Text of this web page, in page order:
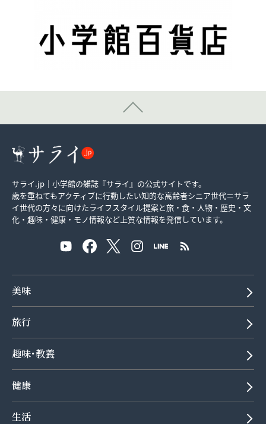
サライ.jp｜小学館の雑誌『サライ』の公式サイトです。
歳を重ねてもアクティブに行動したい知的な高齢者シニア世代＝サラ
イ世代の方々に向けたライフスタイル提案と旅・食・人物・歴史・文
化・趣味・健康・モノ情報など上質な情報を発信しています。
美味
旅行
趣味･教養
健康
生活